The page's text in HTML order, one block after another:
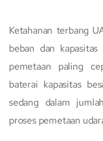
Ketahanan terbang
beban dan
pemetaan paling
baterai kapasitas
sedang dalam
proses pemetaan